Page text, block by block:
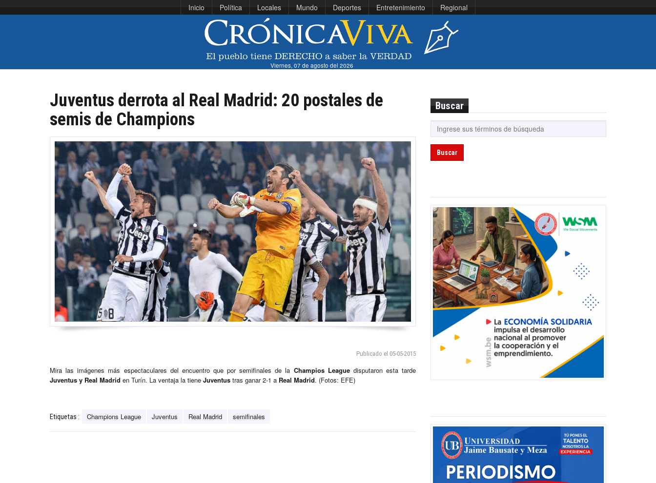
Inicio Política Locales Mundo Deportes Entretenimiento Regional
Viernes, 07 de agosto del 2026
Juventus derrota al Real Madrid: 20 postales de
semis de Champions
Publicado el 05-05-2015
Mira las imágenes más espectaculares del encuentro que por semifinales de la Champios Leaguedisputaron esta tarde
Juventus y Real Madrid en Turín. La ventaja la tiene Juventus tras ganar 2-1 a Real Madrid. (Fotos: EFE)
Etiquetas : Champions League Juventus Real Madrid semifinales
Buscar
Buscar